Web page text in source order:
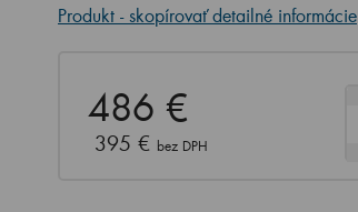
Produkt - skopírovať detailné informácie
486 €
395 € bez DPH